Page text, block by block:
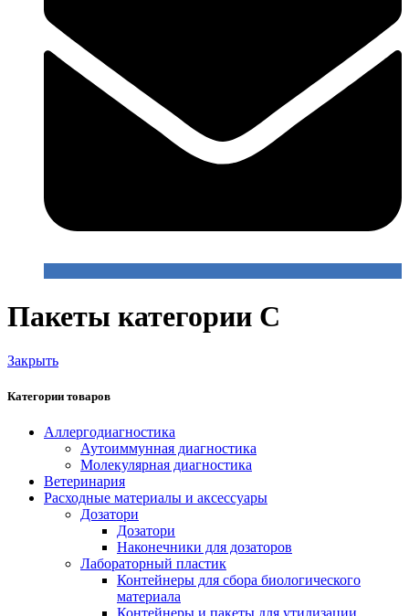
Пакеты категории C
Закрыть
Категории товаров
Аллергодиагностика
Аутоиммунная диагностика
Молекулярная диагностика
Ветеринария
Расходные материалы и аксессуары
Дозатори
Дозатори
Наконечники для дозаторов
Лабораторный пластик
Контейнеры для сбора биологического
материала